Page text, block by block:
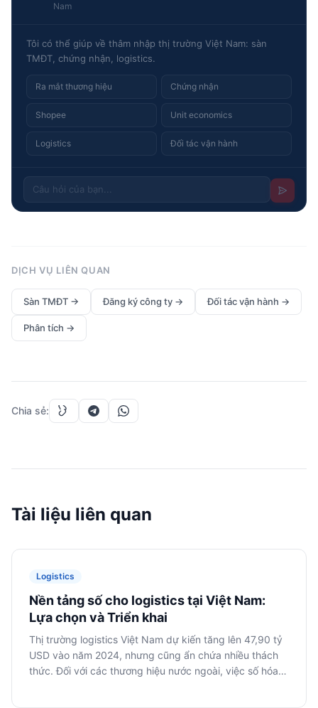
Nam
Tôi có thể giúp về thâm nhập thị trường Việt Nam: sàn
TMĐT, chứng nhận, logistics.
Ra mắt thương hiệu Chứng nhận
Shopee Unit economics
Logistics Đối tác vận hành
DỊCH VỤ LIÊN QUAN
Sàn TMĐT → Đăng ký công ty → Đối tác vận hành →
Phân tích →
Chia sẻ:
Tài liệu liên quan
Logistics
Nền tảng số cho logistics tại Việt Nam:
Lựa chọn và Triển khai
Thị trường logistics Việt Nam dự kiến tăng lên 47,90 tỷ
USD vào năm 2024, nhưng cũng ẩn chứa nhiều thách
thức. Đối với các thương hiệu nước ngoài, việc số hóa là